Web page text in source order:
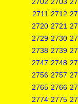
2711 2712
2720 2721
2729 2730
2738 2739
2747 2748
2756 2757
2765 2766
2774 2775